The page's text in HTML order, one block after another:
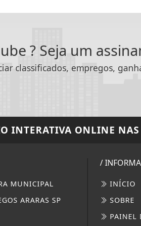
? Seja um
classificados, empregos,
INTERATIVA ONLINE
MUNICIPAL
ARARAS SP
/
INÍCIO
SOBRE
PAINEL